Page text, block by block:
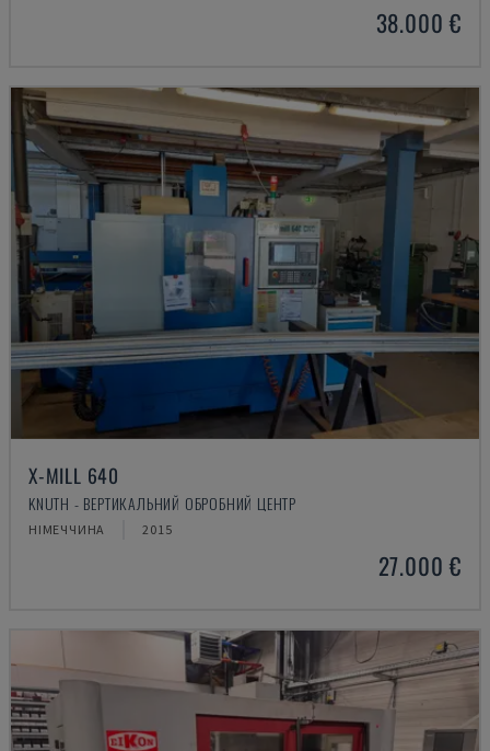
38.000 €
X-MILL 640
KNUTH - ВЕРТИКАЛЬНИЙ ОБРОБНИЙ ЦЕНТР
НІМЕЧЧИНА 2015
27.000 €